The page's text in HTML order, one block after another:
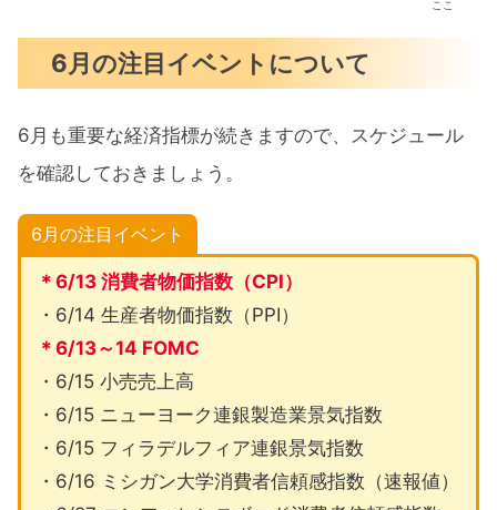
ここ
6月の注目イベントについて
6月も重要な経済指標が続きますので、スケジュール
を確認しておきましょう。
6月の注目イベント
＊6/13 消費者物価指数（CPI）
・6/14 生産者物価指数（PPI）
＊6/13～14 FOMC
・6/15 小売売上高
・6/15 ニューヨーク連銀製造業景気指数
・6/15 フィラデルフィア連銀景気指数
・6/16 ミシガン大学消費者信頼感指数（速報値）